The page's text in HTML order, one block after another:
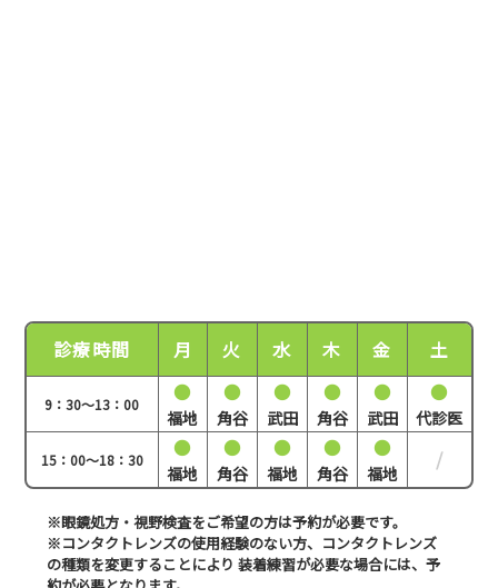
診療時間 月 火 水 木 金 土
9：30～13：00 ●
福地
●
角谷
●
武田
●
角谷
●
武田
●
代診医
15：00～18：30 ●
福地
●
角谷
●
福地
●
角谷
●
福地
/
※眼鏡処方・視野検査をご希望の方は予約が必要です。
※コンタクトレンズの使用経験のない方、コンタクトレンズ
の種類を変更することにより 装着練習が必要な場合には、予